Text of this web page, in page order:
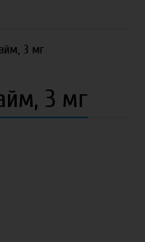
3 мг
3 мг